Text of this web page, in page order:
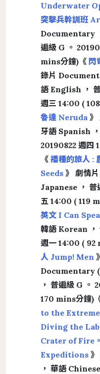
Underwater
突擊兵幹訓班
Documentary
遍級 G 。
mins分鐘)《
錄片
語 English ，
週三 14:00 (
魯達 Neruda 》
牙語 Spanish ，
20190822 週四
《 播種的旅人 :
Seeds 》 劇情
Japanese ， 普
五 14:00 ( 119
英文 I Can
韓語 Korean ，
週一 14:00 ( 92
人 Jump! Men
Documentary (
， 普遍級 G 。
170 mins分鐘)
to the Extreme
Diving the
Crater of Fire
Expeditions
， 華語